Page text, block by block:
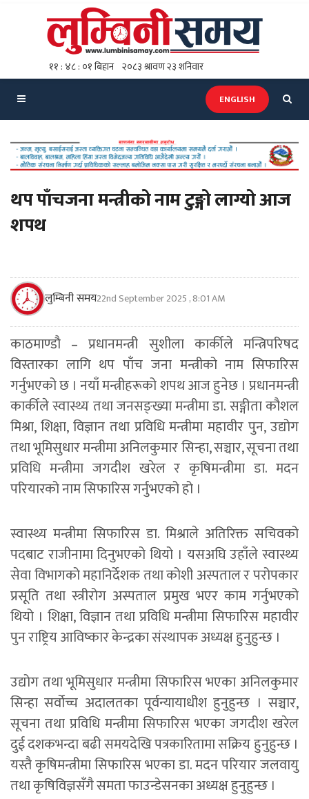
ENGLISH
थप पाँचजना मन्त्रीको नाम टुङ्गो लाग्यो आज
शपथ
लुम्बिनी समय22nd September 2025 , 8:01 AM
काठमाण्डौ – प्रधानमन्त्री सुशीला कार्कीले मन्त्रिपरिषद
विस्तारका लागि थप पाँच जना मन्त्रीको नाम सिफारिस
गर्नुभएको छ । नयाँ मन्त्रीहरूको शपथ आज हुनेछ । प्रधानमन्त्री
कार्कीले स्वास्थ्य तथा जनसङ्ख्या मन्त्रीमा डा. सङ्गीता कौशल
मिश्रा, शिक्षा, विज्ञान तथा प्रविधि मन्त्रीमा महावीर पुन, उद्योग
तथा भूमिसुधार मन्त्रीमा अनिलकुमार सिन्हा, सञ्चार, सूचना तथा
प्रविधि मन्त्रीमा जगदीश खरेल र कृषिमन्त्रीमा डा. मदन
परियारको नाम सिफारिस गर्नुभएको हो ।
स्वास्थ्य मन्त्रीमा सिफारिस डा. मिश्राले अतिरिक्त सचिवको
पदबाट राजीनामा दिनुभएको थियो । यसअघि उहाँले स्वास्थ्य
सेवा विभागको महानिर्देशक तथा कोशी अस्पताल र परोपकार
प्रसूति तथा स्त्रीरोग अस्पताल प्रमुख भएर काम गर्नुभएको
थियो । शिक्षा, विज्ञान तथा प्रविधि मन्त्रीमा सिफारिस महावीर
पुन राष्ट्रिय आविष्कार केन्द्रका संस्थापक अध्यक्ष हुनुहुन्छ ।
उद्योग तथा भूमिसुधार मन्त्रीमा सिफारिस भएका अनिलकुमार
सिन्हा सर्वोच्च अदालतका पूर्वन्यायाधीश हुनुहुन्छ । सञ्चार,
सूचना तथा प्रविधि मन्त्रीमा सिफारिस भएका जगदीश खरेल
दुई दशकभन्दा बढी समयदेखि पत्रकारितामा सक्रिय हुनुहुन्छ ।
यस्तै कृषिमन्त्रीमा सिफारिस भएका डा. मदन परियार जलवायु
तथा कृषिविज्ञसँगै समता फाउन्डेसनका अध्यक्ष हुनुहुन्छ ।